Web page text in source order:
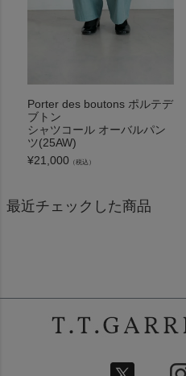
Porter des boutons ポルテデ
ブトン
シャツコール オーバルパン
ツ(25AW)
¥21,000 （税込）
最近チェックした商品